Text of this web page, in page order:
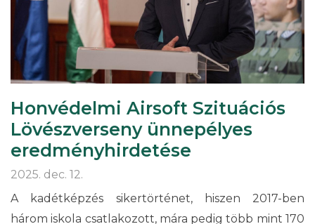
Honvédelmi Airsoft Szituációs
Lövészverseny ünnepélyes
eredményhirdetése
2025. dec. 12.
A kadétképzés sikertörténet, hiszen 2017-ben
három iskola csatlakozott, mára pedig több mint 170